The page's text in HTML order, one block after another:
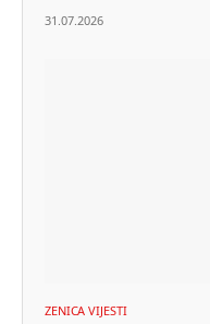
31.07.2026
ZENICA VIJESTI